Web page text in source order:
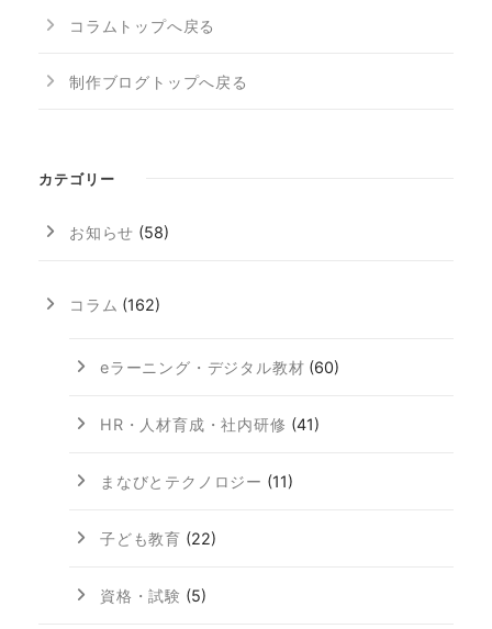
コラムトップへ戻る
制作ブログトップへ戻る
カテゴリー
お知らせ (58)
コラム (162)
eラーニング・デジタル教材 (60)
HR・人材育成・社内研修 (41)
まなびとテクノロジー (11)
子ども教育 (22)
資格・試験 (5)